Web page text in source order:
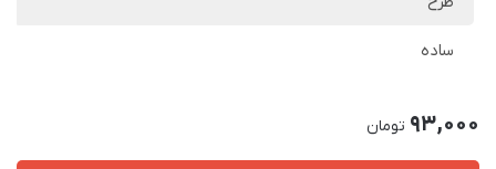
ساده
93,000 تومان